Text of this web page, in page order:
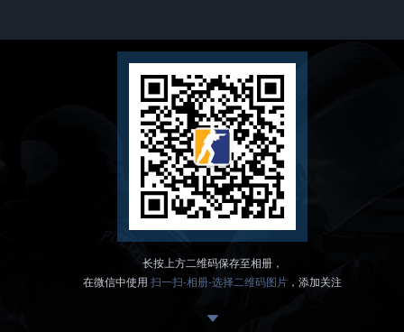
长按上方二维码保存至相册，
在微信中使用扫一扫-相册-选择二维码图片 ，添加关注